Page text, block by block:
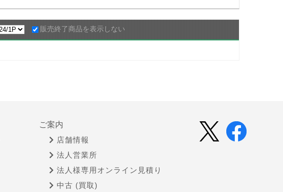
販売終了商品を表示しない
ご案内
店舗情報
法人営業所
法人様専用オンライン見積り
中古 (買取)